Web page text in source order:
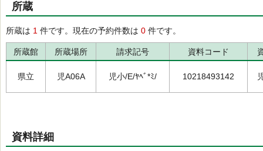
所蔵
所蔵は 1 件です。現在の予約件数は 0 件です。
所蔵館 所蔵場所 請求記号 資料コード
県立 児A06A 児小/E/ﾔﾍﾞ*ﾐ/ 10218493142
資料詳細